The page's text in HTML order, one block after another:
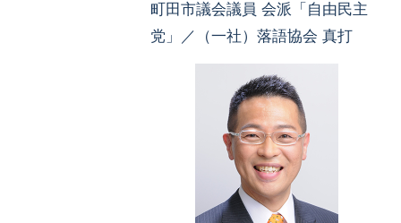
町田市議会議員 会派「自由民主
党」／（一社）落語協会 真打